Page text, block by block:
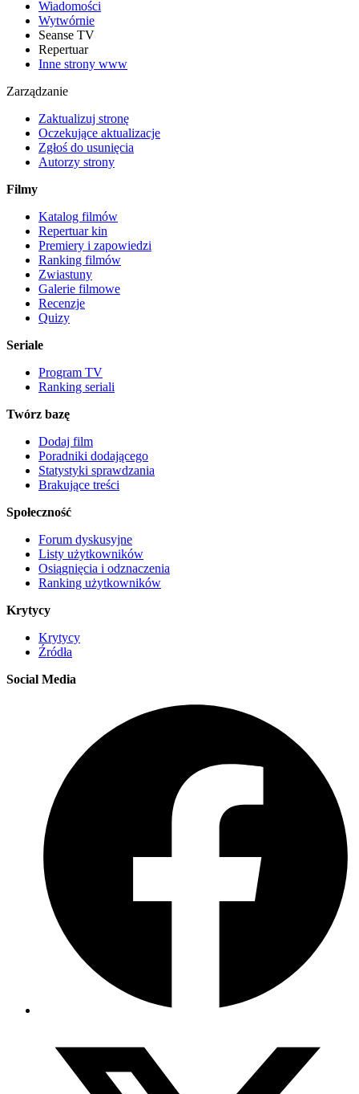
Wiadomości
Wytwórnie
Seanse TV
Repertuar
Inne strony www
Zarządzanie
Zaktualizuj stronę
Oczekujące aktualizacje
Zgłoś do usunięcia
Autorzy strony
Filmy
Katalog filmów
Repertuar kin
Premiery i zapowiedzi
Ranking filmów
Zwiastuny
Galerie filmowe
Recenzje
Quizy
Seriale
Program TV
Ranking seriali
Twórz bazę
Dodaj film
Poradniki dodającego
Statystyki sprawdzania
Brakujące treści
Społeczność
Forum dyskusyjne
Listy użytkowników
Osiągnięcia i odznaczenia
Ranking użytkowników
Krytycy
Krytycy
Źródła
Social Media